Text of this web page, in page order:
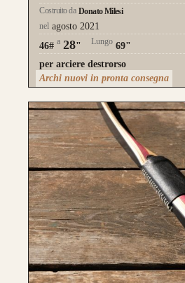
Costruito da Donato Milesi
nel agosto 2021
46# a 28" Lungo 69"
per arciere destrorso
Archi nuovi in pronta consegna